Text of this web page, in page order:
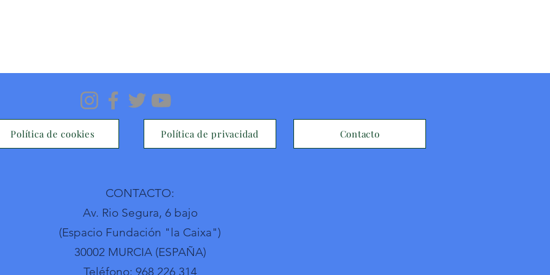
Política de cookies Política de privacidad Contacto
CONTACTO:
Av. Rio Segura, 6 bajo
(Espacio Fundación "la Caixa")
30002 MURCIA (ESPAÑA)
Teléfono: 968 226 314